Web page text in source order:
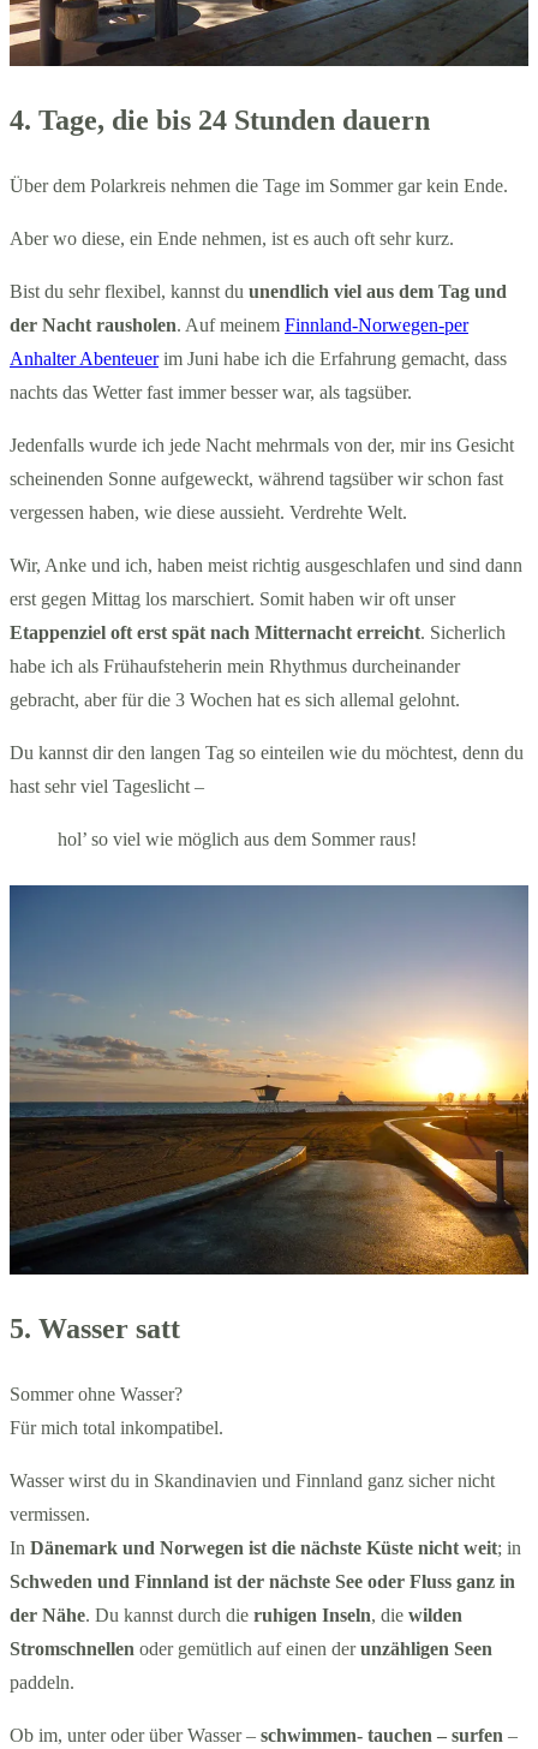
4. Tage, die bis 24 Stunden dauern
Über dem Polarkreis nehmen die Tage im Sommer gar kein Ende.
Aber wo diese, ein Ende nehmen, ist es auch oft sehr kurz.
Bist du sehr flexibel, kannst du unendlich viel aus dem Tag und
der Nacht rausholen. Auf meinem Finnland-Norwegen-per
Anhalter Abenteuerim Juni habe ich die Erfahrung gemacht, dass
nachts das Wetter fast immer besser war, als tagsüber.
Jedenfalls wurde ich jede Nacht mehrmals von der, mir ins Gesicht
scheinenden Sonne aufgeweckt, während tagsüber wir schon fast
vergessen haben, wie diese aussieht. Verdrehte Welt.
Wir, Anke und ich, haben meist richtig ausgeschlafen und sind dann
erst gegen Mittag los marschiert. Somit haben wir oft unser
Etappenziel oft erst spät nach Mitternacht erreicht. Sicherlich
habe ich als Frühaufsteherin mein Rhythmus durcheinander
gebracht, aber für die 3 Wochen hat es sich allemal gelohnt.
Du kannst dir den langen Tag so einteilen wie du möchtest, denn du
hast sehr viel Tageslicht –
hol’ so viel wie möglich aus dem Sommer raus!
5. Wasser satt
Sommer ohne Wasser?
Für mich total inkompatibel.
Wasser wirst du in Skandinavien und Finnland ganz sicher nicht
vermissen.
In Dänemark und Norwegen ist die nächste Küste nicht weit; in
Schweden und Finnland ist der nächste See oder Fluss ganz in
der Nähe. Du kannst durch die ruhigen Inseln, die wilden
Stromschnellen oder gemütlich auf einen derunzähligen Seen
paddeln.
Ob im, unter oder über Wasser – schwimmen- tauchen – surfen –